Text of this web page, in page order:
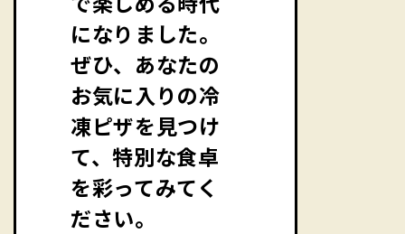
になりました。
ぜひ、あなたの
お気に入りの冷
凍ピザを見つけ
て、特別な食卓
を彩ってみてく
ださい。